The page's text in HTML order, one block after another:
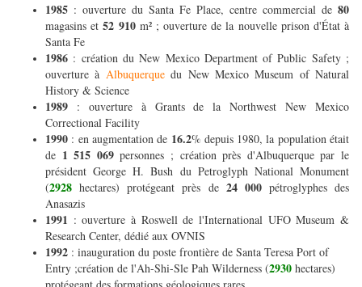
1985 : ouverture du Santa Fe Place, centre commercial de 80
magasins et52 910m² ; ouverture de la nouvelle prison d'État à
Santa Fe
1986 : création du New Mexico Department of Public Safety ;
ouverture à Albuquerquedu New Mexico Museum of Natural
History & Science
1989
: ouverture à Grants de la Northwest New Mexico
Correctional Facility
1990 : en augmentation de 16.2% depuis 1980, la population était
de 1 515 069personnes ; création près d'Albuquerque par le
président George H. Bush du Petroglyph National Monument
(2928hectares) protégeant près de 24 000pétroglyphes des
Anasazis
1991 : ouverture à Roswell de l'International UFO Museum &
Research Center, dédié aux OVNIS
1992 : inauguration du poste frontière de Santa Teresa Port of
Entry ;création de l'Ah-Shi-Sle Pah Wilderness (2930 hectares)